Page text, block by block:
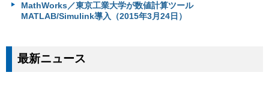
MathWorks／東京工業大学が数値計算ツール
MATLAB/Simulink導入（2015年3月24日）
最新ニュース